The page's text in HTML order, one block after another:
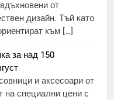
от
дизайн. Тъй като
към […]
за над 150
и аксесоари от
на специални цени с